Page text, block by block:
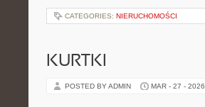
CATEGORIES: NIERUCHOMOŚCI
KURTKI
POSTED BY ADMIN MAR - 27 - 2026